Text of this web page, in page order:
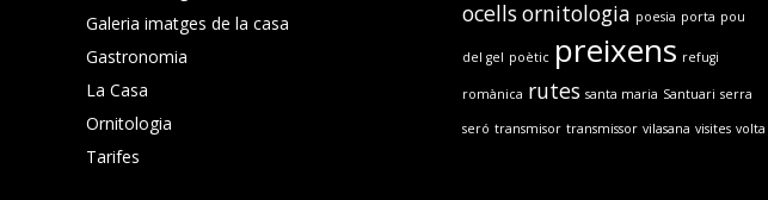
Galeria imatges de la casa
Gastronomia
La Casa
Ornitologia
Tarifes
ocellsornitologia poesia porta pou
del gel poètic preixens refugi
romànica rutes santa maria Santuari serra
seró transmisor transmissor vilasana visites volta